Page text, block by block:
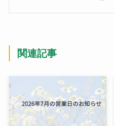
関連記事